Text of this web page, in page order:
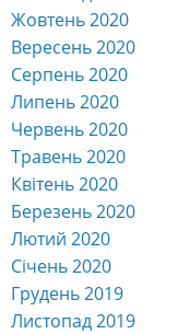
Жовтень 2020
Вересень 2020
Серпень 2020
Липень 2020
Червень 2020
Травень 2020
Квітень 2020
Березень 2020
Лютий 2020
Січень 2020
Грудень 2019
Листопад 2019